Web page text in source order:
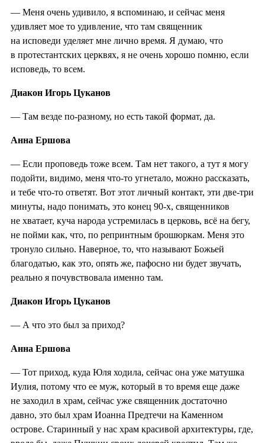
— Меня очень удивило, я вспоминаю, и сейчас меня
удивляет мое то удивление, что там священник
на исповеди уделяет мне лично время. Я думаю, что
в протестантских церквях, я не очень хорошо помню, если
исповедь, то всем.
Диакон Игорь Цуканов
— Там везде по-разному, но есть такой формат, да.
Анна Ершова
— Если проповедь тоже всем. Там нет такого, а тут я могу
подойти, видимо, меня что-то угнетало, можно рассказать,
и тебе что-то ответят. Вот этот личный контакт, эти две-три
минуты, надо понимать, это конец 90-х, священников
не хватает, куча народа устремилась в церковь, всё на бегу,
не пойми как, что, по репринтным брошюркам. Меня это
тронуло сильно. Наверное, то, что называют Божьей
благодатью, как это, опять же, пафосно ни будет звучать,
реально я почувствовала именно там.
Диакон Игорь Цуканов
— А что это был за приход?
Анна Ершова
— Тот приход, куда Юля ходила, сейчас она уже матушка
Иулия, потому что ее муж, который в то время еще даже
не заходил в храм, сейчас уже священник достаточно
давно, это был храм Иоанна Предтечи на Каменном
острове. Старинный у нас храм красивой архитектуры, где,